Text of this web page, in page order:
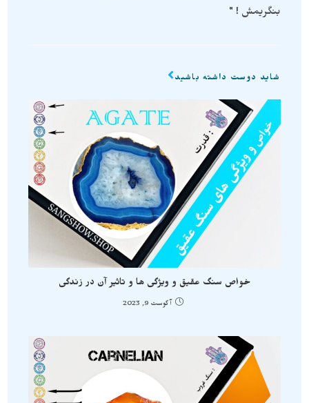
بنگریمش ! "
شاید دوست داشته باشید
خواص سنگ عقیق و ویژگی ها و تاثیر آن در زندگی
آگوست 9, 2023